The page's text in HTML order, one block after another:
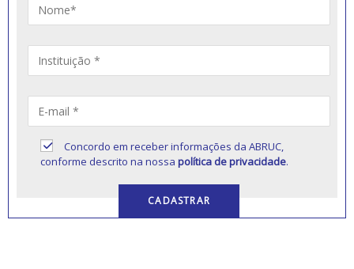
Concordo em receber informações da ABRUC,
conforme descrito na nossapolítica de privacidade.